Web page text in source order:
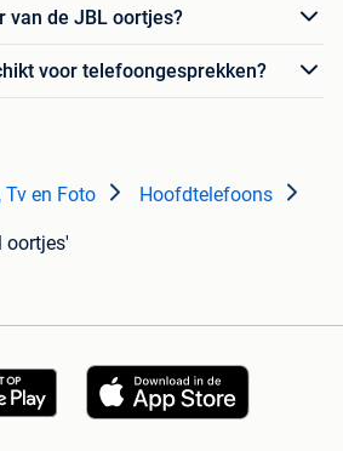
van de JBL oortjes?
voor telefoongesprekken?
Tv en Foto Hoofdtelefoons
oortjes'